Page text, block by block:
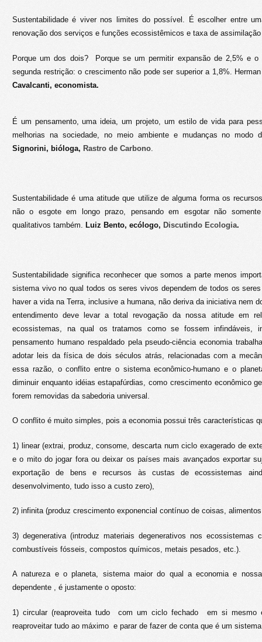
Sustentabilidade é viver nos limites do possível. É escolher entre
renovação dos serviços e funções ecossistêmicos e taxa de
Porque um dos dois? Porque se um permitir expansão de 2,5% e o
segunda restrição: o crescimento não pode ser superior a 1,8%.
Cavalcanti, economista.
É um pensamento, uma ideia, um projeto, um estilo de vida para
melhorias na sociedade, no meio ambiente e mudanças no modo
Signorini, bióloga, Rastro de Carbono
Sustentabilidade é uma atitude que utilize de alguma forma os
não o esgote em longo prazo, pensando em esgotar não
qualitativos também. Luiz Bento, ecólogo, Discutindo Ecologia.
Sustentabilidade significa reconhecer que somos a parte menos
sistema vivo no qual todos os seres vivos dependem de todos os
haver a vida na Terra, inclusive a humana, não deriva da iniciativa nem
entendimento deve levar a total revogação da nossa atitude em
ecossistemas, na qual os tratamos como se fossem infindáveis,
pensamento humano respaldado pela pseudo-ciência economia
adotar leis da física de dois séculos atrás, relacionadas com a
essa razão, o conflito entre o sistema econômico-humano e o
diminuir enquanto idéias estapafúrdias, como crescimento econômico
forem removidas da sabedoria universal.
O conflito é muito simples, pois a economia possui três características
1) linear (extrai, produz, consome, descarta num ciclo exagerado de
e o mito do jogar fora ou deixar os países mais avançados exportar
exportação de bens e recursos às custas de ecossistemas
desenvolvimento, tudo isso a custo zero),
2) infinita (produz crescimento exponencial contínuo de coisas,
3) degenerativa (introduz materiais degenerativos nos ecossistemas
combustíveis fósseis, compostos químicos, metais pesados, etc.).
A natureza e o planeta, sistema maior do qual a economia e
dependente , é justamente o oposto:
1) circular (reaproveita tudo com um ciclo fechado em si mesmo
reaproveitar tudo ao máximo e parar de fazer de conta que é um